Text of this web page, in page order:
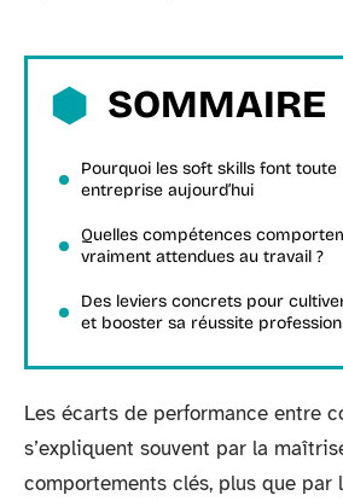
SOMMAIRE
Pourquoi les soft skills font
entreprise aujourd’hui
Quelles compétences
vraiment attendues au travail ?
Des leviers concrets pour
et booster sa réussite
Les écarts de performance entre
s’expliquent souvent par la
comportements clés, plus que par